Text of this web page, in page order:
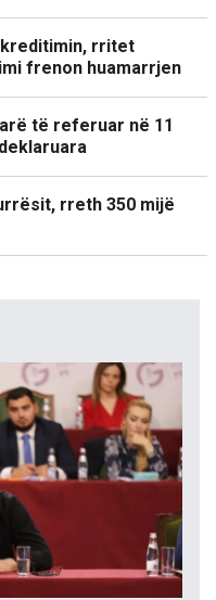
kreditimin, rritet
frenon huamarrjen
të referuar në 11
rreth 350 mijë